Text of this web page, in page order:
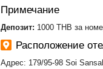
Примечание
​Депозит: 1000 THB за
Расположение
Адрес: 179/95-98 Soi